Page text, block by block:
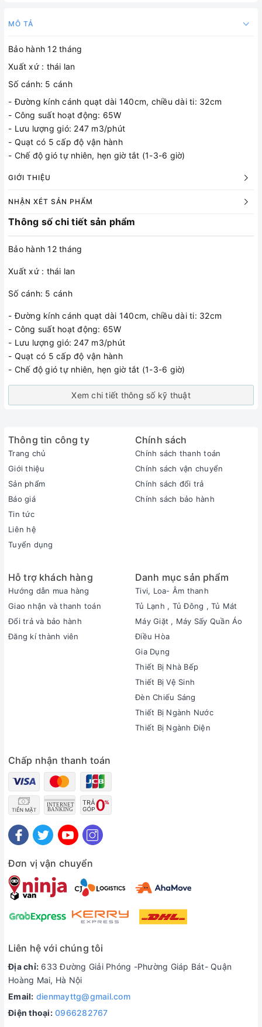
MÔ TẢ
Bảo hành 12 tháng
Xuất xứ : thái lan
Số cánh: 5 cánh
- Đường kính cánh quạt dài 140cm, chiều dài ti: 32cm
- Công suất hoạt động: 65W
- Lưu lượng gió: 247 m3/phút
- Quạt có 5 cấp độ vận hành
- Chế độ gió tự nhiên, hẹn giờ tắt (1-3-6 giờ)
GIỚI THIỆU
NHẬN XÉT SẢN PHẨM
Thông số chi tiết sản phẩm
Bảo hành 12 tháng
Xuất xứ : thái lan
Số cánh: 5 cánh
- Đường kính cánh quạt dài 140cm, chiều dài ti: 32cm
- Công suất hoạt động: 65W
- Lưu lượng gió: 247 m3/phút
- Quạt có 5 cấp độ vận hành
- Chế độ gió tự nhiên, hẹn giờ tắt (1-3-6 giờ)
Xem chi tiết thông số kỹ thuật
Thông tin công ty
Trang chủ
Giới thiệu
Sản phẩm
Báo giá
Tin tức
Liên hệ
Tuyển dụng
Chính sách
Chính sách thanh toán
Chính sách vận chuyển
Chính sách đổi trả
Chính sách bảo hành
Hỗ trợ khách hàng
Hướng dẫn mua hàng
Giao nhận và thanh toán
Đổi trả và bảo hành
Đăng kí thành viên
Danh mục sản phẩm
Tivi, Loa- Âm thanh
Tủ Lạnh , Tủ Đông , Tủ Mát
Máy Giặt , Máy Sấy Quần Áo
Điều Hòa
Gia Dụng
Thiết Bị Nhà Bếp
Thiết Bị Vệ Sinh
Đèn Chiếu Sáng
Thiết Bị Ngành Nước
Thiết Bị Ngành Điện
Chấp nhận thanh toán
Đơn vị vận chuyển
Liên hệ với chúng tôi
Địa chỉ: 633 Đường Giải Phóng -Phường Giáp Bát- Quận
Hoàng Mai, Hà Nội
Email: dienmayttg@gmail.com
Điện thoại: 0966282767